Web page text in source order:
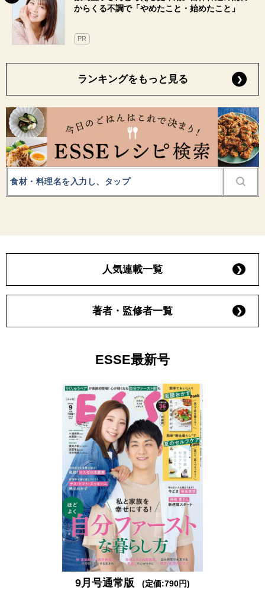
からくる不調で「やめたこと・始めたこと」
PR
ランキングをもっと見る
人気連載一覧
著者・監修者一覧
ESSE最新号
9月号通常版 (定価:790円)